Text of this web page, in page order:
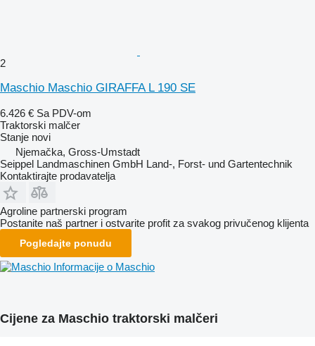
2
Maschio Maschio GIRAFFA L 190 SE
6.426 € Sa PDV-om
Traktorski malčer
Stanje novi
Njemačka, Gross-Umstadt
Seippel Landmaschinen GmbH Land-, Forst- und Gartentechnik
Kontaktirajte prodavatelja
Agroline partnerski program
Postanite naš partner i ostvarite profit za svakog privučenog klijenta
Pogledajte ponudu
Informacije o Maschio
Cijene za Maschio traktorski malčeri